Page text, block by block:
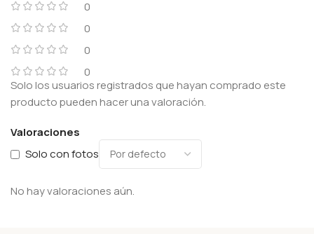
0
0
0
0
Valoraciones
Solo con fotos
No hay valoraciones aún.
Solo los usuarios registrados que hayan comprado este
producto pueden hacer una valoración.